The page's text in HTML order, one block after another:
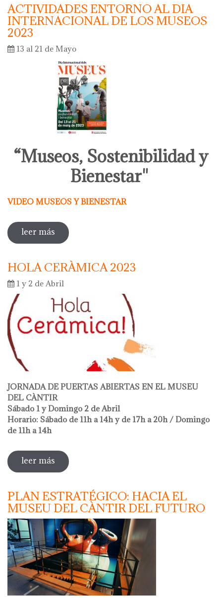
ACTIVIDADES ENTORNO AL DIA
INTERNACIONAL DE LOS MUSEOS
2023
13 al 21 de Mayo
“Museos, Sostenibilidad y
Bienestar"
VIDEO MUSEOS Y BIENESTAR
leer más sobre actividades entorno al dia
internacional de los museos 2023
HOLA CERÀMICA 2023
1 y 2 de Abril
JORNADA DE PUERTAS ABIERTAS EN EL MUSEU
DEL CÀNTIR
Sábado 1 y Domingo 2 de Abril
Horario: Sábado de 11h a 14h y de 17h a 20h / Domingo
de 11h a 14h
leer más sobre hola ceràmica 2023
PLAN ESTRATÉGICO: HACIA EL
MUSEU DEL CÀNTIR DEL FUTURO